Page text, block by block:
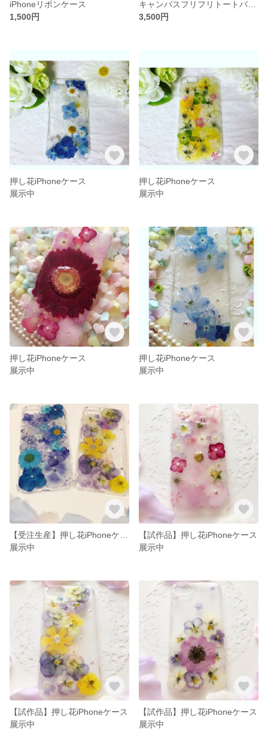
iPhoneリボンケース
1,500円
キャンバスフリフリトートバック
3,500円
押し花iPhoneケース
展示中
押し花iPhoneケース
展示中
押し花iPhoneケース
展示中
押し花iPhoneケース
展示中
展示中
【試作品】押し花iPhoneケース
展示中
【試作品】押し花iPhoneケース
展示中
【試作品】押し花iPhoneケース
展示中